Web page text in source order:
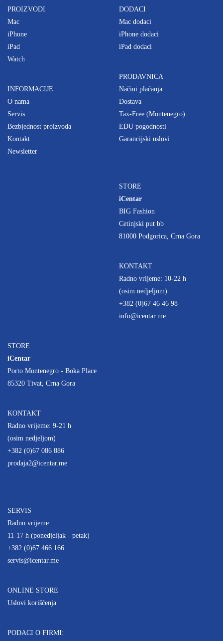
PROIZVODI
Mac
iPhone
iPad
Watch
INFORMACIJE
O nama
Servis
Bezbjednost proizvoda
Kontakt
Newsletter
DODACI
Mac dodaci
iPhone dodaci
iPad dodaci
PRODAVNICA
Načini plaćanja
Dostava
Tax-Free (Montenegro)
EDU pogodnosti
Garancijski uslovi
STORE
iCentar
BIG Fashion
Cetinjski put bb
81000 Podgorica, Crna Gora
KONTAKT
Radno vrijeme: 10-22 h
(osim nedjeljom)
+382 (0)67 46 46 98
info@icentar.me
STORE
iCentar
Porto Montenegro - Boka Place
85320 Tivat, Crna Gora
KONTAKT
Radno vrijeme: 9-21 h
(osim nedjeljom)
+382 (0)67 086 886
prodaja2@icentar.me
SERVIS
Radno vrijeme:
11-17 h (ponedjeljak - petak)
+382 (0)67 466 166
servis@icentar.me
ONLINE STORE
Uslovi korišćenja
PODACI O FIRMI: